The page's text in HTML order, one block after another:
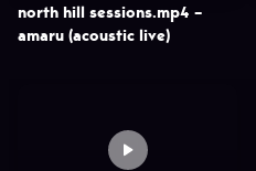
north hill sessions.mp4 –
amaru (acoustic live)